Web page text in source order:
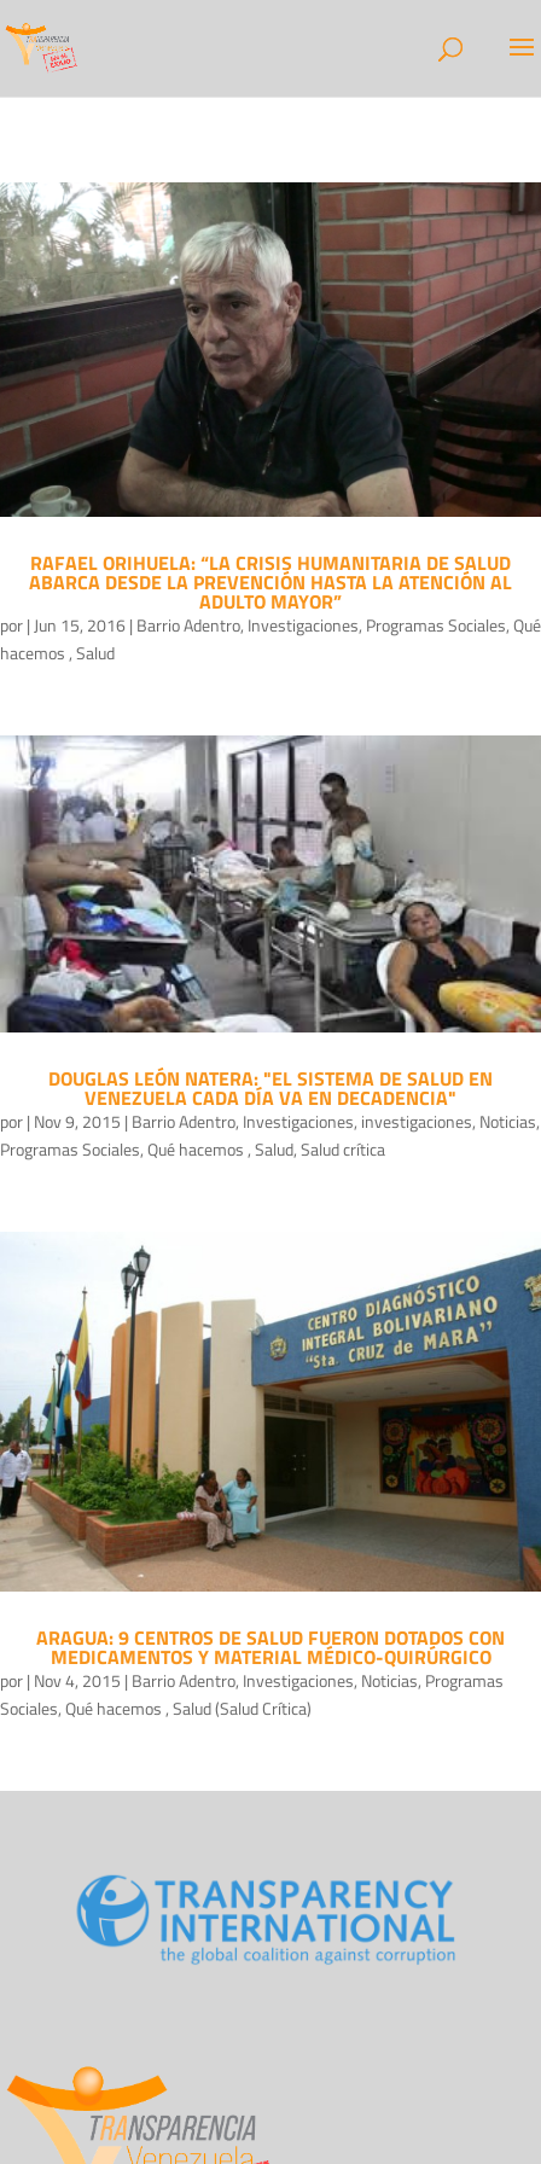
RAFAEL ORIHUELA: “LA CRISIS HUMANITARIA DE SALUD
ABARCA DESDE LA PREVENCIÓN HASTA LA ATENCIÓN AL
ADULTO MAYOR”
por|Jun 15, 2016| Barrio Adentro, Investigaciones, Programas Sociales,Qué
hacemos,Salud
DOUGLAS LEÓN NATERA: "EL SISTEMA DE SALUD EN
VENEZUELA CADA DÍA VA EN DECADENCIA"
por| Nov 9, 2015 | Barrio Adentro, Investigaciones, investigaciones, Noticias,
Programas Sociales,Qué hacemos ,Salud,Salud crítica
ARAGUA: 9 CENTROS DE SALUD FUERON DOTADOS CON
MEDICAMENTOS Y MATERIAL MÉDICO-QUIRÚRGICO
por| Nov 4, 2015 | Barrio Adentro, Investigaciones, Noticias, Programas
Sociales,Qué hacemos ,Salud (Salud Crítica)